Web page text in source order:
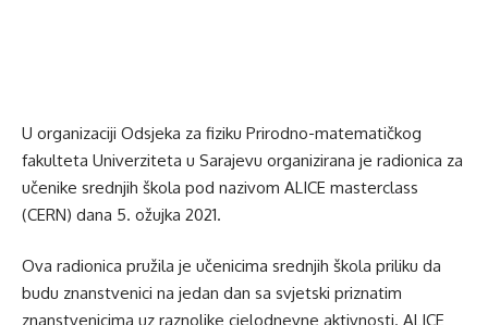
U organizaciji Odsjeka za fiziku Prirodno-matematičkog
fakulteta Univerziteta u Sarajevu organizirana je radionica za
učenike srednjih škola pod nazivom ALICE masterclass
(CERN) dana 5. ožujka 2021.
Ova radionica pružila je učenicima srednjih škola priliku da
budu znanstvenici na jedan dan sa svjetski priznatim
znanstvenicima uz raznolike cjelodnevne aktivnosti. ALICE